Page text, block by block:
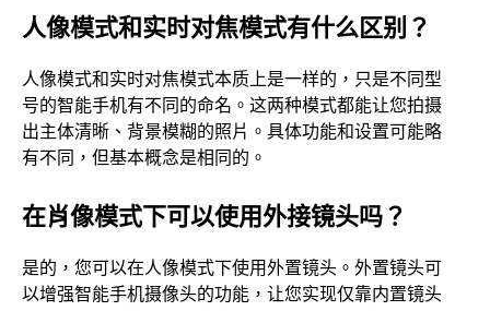
人像模式和实时对焦模式有什么区别？
人像模式和实时对焦模式本质上是一样的，只是不同型
号的智能手机有不同的命名。这两种模式都能让您拍摄
出主体清晰、背景模糊的照片。具体功能和设置可能略
有不同，但基本概念是相同的。
在肖像模式下可以使用外接镜头吗？
是的，您可以在人像模式下使用外置镜头。外置镜头可
以增强智能手机摄像头的功能，让您实现仅靠内置镜头